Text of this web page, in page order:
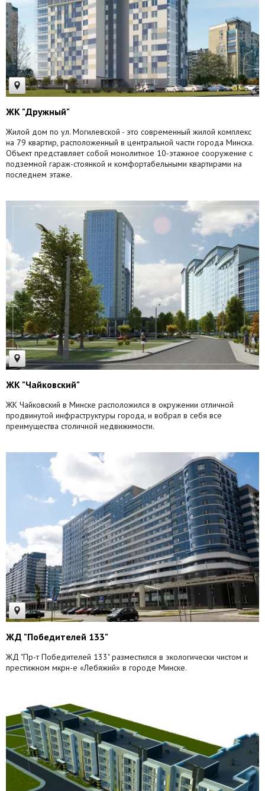
ЖК "Дружный"
Жилой дом по ул. Могилевской - это современный жилой комплекс
на 79 квартир, расположенный в центральной части города Минска.
Объект представляет собой монолитное 10-этажное сооружение с
подземной гараж-стоянкой и комфортабельными квартирами на
последнем этаже.
ЖК "Чайковский"
ЖК Чайковский в Минске расположился в окружении отличной
продвинутой инфраструктуры города, и вобрал в себя все
преимущества столичной недвижимости.
ЖД "Победителей 133"
ЖД "Пр-т Победителей 133" разместился в экологически чистом и
престижном мкрн-е «Лебяжий» в городе Минске.